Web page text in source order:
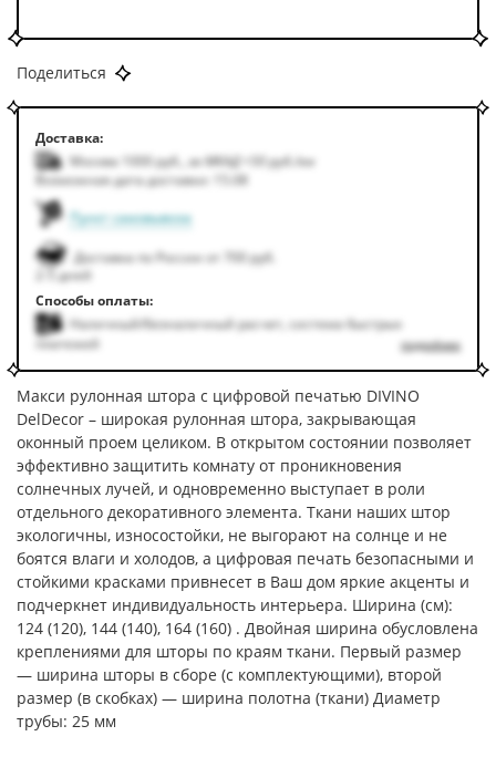
Поделиться
Доставка:
Москва 1000руб. за МКАД +50руб./км
Возможная дата доставки: 15.08
Пункт самовывоза
Доставка по России от 700 руб.
2-5 дней
Способы оплаты:
Наличный/безналичный расчет, система быстрых
платежей
подробнее
Макси рулонная штора с цифровой печатью DIVINO
DelDecor – широкая рулонная штора, закрывающая
оконный проем целиком. В открытом состоянии позволяет
эффективно защитить комнату от проникновения
солнечных лучей, и одновременно выступает в роли
отдельного декоративного элемента. Ткани наших штор
экологичны, износостойки, не выгорают на солнце и не
боятся влаги и холодов, а цифровая печать безопасными и
стойкими красками привнесет в Ваш дом яркие акценты и
подчеркнет индивидуальность интерьера. Ширина (см):
124 (120), 144 (140), 164 (160) . Двойная ширина обусловлена
креплениями для шторы по краям ткани. Первый размер
— ширина шторы в сборе (с комплектующими), второй
размер (в скобках) — ширина полотна (ткани) Диаметр
трубы: 25 мм